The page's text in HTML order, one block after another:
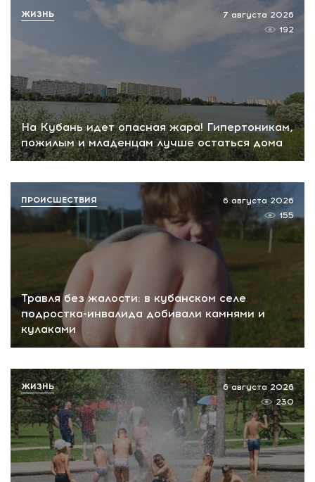
На Кубань идет опасная жара! Гипертоникам,
пожилым и младенцам лучше остаться дома
7 августа 2026
192
ЖИЗНЬ
Травля без жалости: в кубанском селе
подростка-инвалида добивали камнями и
кулаками
6 августа 2026
155
ПРОИСШЕСТВИЯ
6 августа 2026
230
ЖИЗНЬ